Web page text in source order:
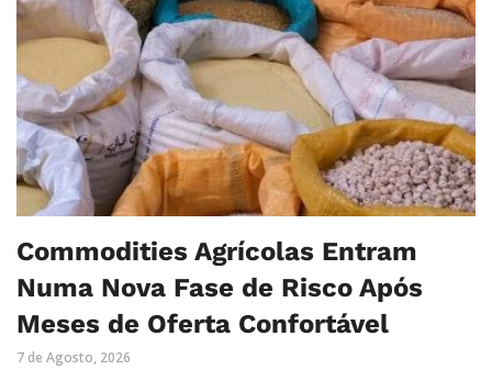
Commodities Agrícolas Entram
Numa Nova Fase de Risco Após
Meses de Oferta Confortável
7 de Agosto, 2026